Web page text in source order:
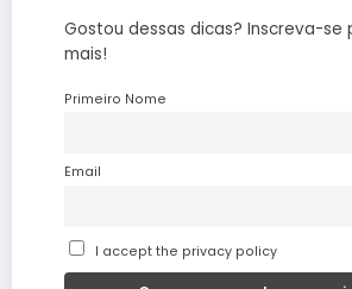
Gostou dessas dicas? Inscreva-se
mais!
Primeiro Nome
Email
I accept the privacy policy